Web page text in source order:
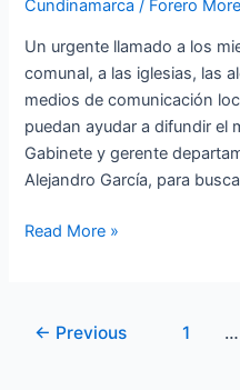
Cundinamarca / Forero
Un urgente llamado a los
comunal, a las iglesias, las
medios de comunicación
puedan ayudar a difundir el
Gabinete y gerente
Alejandro García, para
vacunado
Read More »
← Previous 1 …